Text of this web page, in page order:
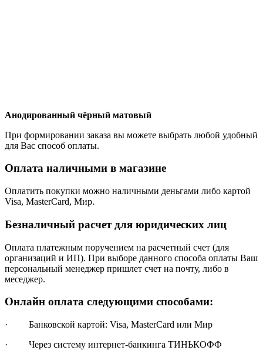
Анодированный чёрный матовый
При формировании заказа вы можете выбрать любой удобный
для Вас способ оплаты.
Оплата наличными в магазине
Оплатить покупки можно наличными деньгами либо картой
Visa, MasterCard, Мир.
Безналичный расчет для юридических лиц
Оплата платежным поручением на расчетный счет (для
организаций и ИП). При выборе данного способа оплаты Ваш
персональный менеджер пришлет счет на почту, либо в
меседжер.
Онлайн оплата следующими способами:
· Банковской картой: Visa, MasterCard или Мир
· Через систему интернет-банкинга ТИНЬКОФФ